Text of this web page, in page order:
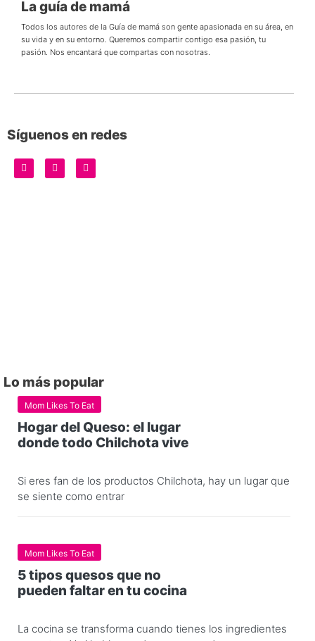
La guía de mamá
Todos los autores de la Guía de mamá son gente apasionada en su área, en
su vida y en su entorno. Queremos compartir contigo esa pasión, tu
pasión. Nos encantará que compartas con nosotras.
Síguenos en redes
Lo más popular
Mom Likes To Eat
Hogar del Queso: el lugar
donde todo Chilchota vive
Si eres fan de los productos Chilchota, hay un lugar que
se siente como entrar
Mom Likes To Eat
5 tipos quesos que no
pueden faltar en tu cocina
La cocina se transforma cuando tienes los ingredientes